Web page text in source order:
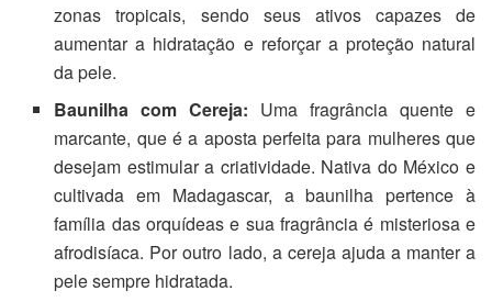
zonas tropicais, sendo seus ativos capazes de
aumentar a hidratação e reforçar a proteção natural
da pele.
Baunilha com Cereja: Uma fragrância quente e
marcante, que é a aposta perfeita para mulheres que
desejam estimular a criatividade. Nativa do México e
cultivada em Madagascar, a baunilha pertence à
família das orquídeas e sua fragrância é misteriosa e
afrodisíaca. Por outro lado, a cereja ajuda a manter a
pele sempre hidratada.